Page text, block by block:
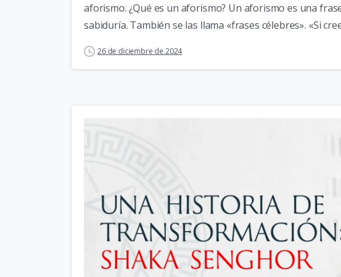
aforismo. ¿Qué es un aforismo? Un aforismo es una
sabiduría. También se las llama «frases célebres». «Si
26 de diciembre de 2024